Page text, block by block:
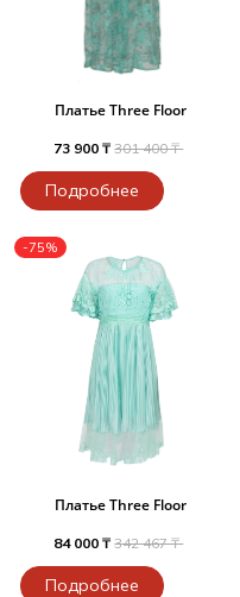
Платье Three Floor
73 900 ₸301 400 ₸
Подробнее
-75%
Платье Three Floor
84 000 ₸342 467 ₸
Подробнее